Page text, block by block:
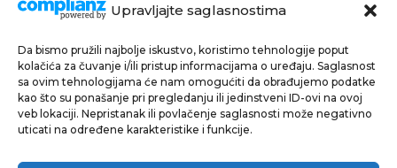
Upravljajte saglasnostima
Da bismo pružili najbolje iskustvo, koristimo tehnologije poput
kolačića za čuvanje i/ili pristup informacijama o uređaju. Saglasnost
sa ovim tehnologijama će nam omogućiti da obrađujemo podatke
kao što su ponašanje pri pregledanju ili jedinstveni ID-ovi na ovoj
veb lokaciji. Nepristanak ili povlačenje saglasnosti može negativno
uticati na određene karakteristike i funkcije.
POČETNA
ŠOPING
AKTUELNOSTI